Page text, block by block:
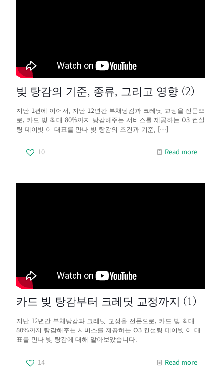
빚 탕감의 기준, 종류, 그리고 영향 (2)
지난 1편에 이어서, 지난 12년간 부채탕감과 크레딧 교정을 전문으
로, 카드 빚 최대 80%까지 탕감해주는 서비스를 제공하는 O3 컨설
팅 데이빗 이 대표를 만나 빚 탕감의 조건과 기준, […]
10 Read more
카드 빚 탕감부터 크레딧 교정까지 (1)
지난 12년간 부채탕감과 크레딧 교정을 전문으로, 카드 빚 최대
80%까지 탕감해주는 서비스를 제공하는 O3 컨설팅 데이빗 이 대
표를 만나 빚 탕감에 대해 알아보았습니다.
14 Read more